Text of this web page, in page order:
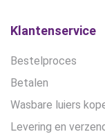
Klantenservice
Bestelproces
Betalen
Wasbare luiers
Levering en